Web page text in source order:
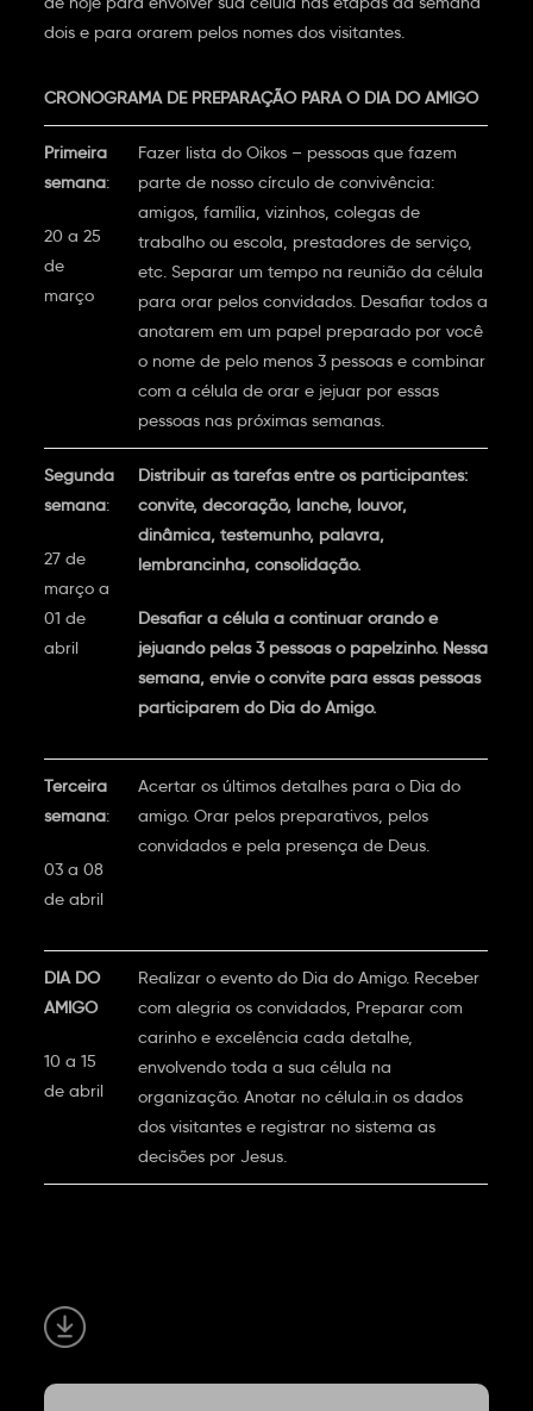
dois e para orarem pelos nomes dos visitantes.
CRONOGRAMA DE PREPARAÇÃO PARA O DIA DO AMIGO
Primeira
semana:
20 a 25
de
março
Fazer lista do Oikos – pessoas que fazem
parte de nosso círculo de convivência:
amigos, família, vizinhos, colegas de
trabalho ou escola, prestadores de serviço,
etc. Separar um tempo na reunião da célula
para orar pelos convidados. Desafiar todos a
anotarem em um papel preparado por você
o nome de pelo menos 3 pessoas e combinar
com a célula de orar e jejuar por essas
pessoas nas próximas semanas.
Segunda
semana:
27 de
março a
01 de
abril
Distribuir as tarefas entre os participantes:
convite, decoração, lanche, louvor,
dinâmica, testemunho, palavra,
lembrancinha, consolidação.
Desafiar a célula a continuar orando e
jejuando pelas 3 pessoas o papelzinho. Nessa
semana, envie o convite para essas pessoas
participarem do Dia do Amigo.
Terceira
semana:
03 a 08
de abril
Acertar os últimos detalhes para o Dia do
amigo. Orar pelos preparativos, pelos
convidados e pela presença de Deus.
DIA DO
AMIGO
10 a 15
de abril
Realizar o evento do Dia do Amigo. Receber
com alegria os convidados, Preparar com
carinho e excelência cada detalhe,
envolvendo toda a sua célula na
organização. Anotar no célula.in os dados
dos visitantes e registrar no sistema as
decisões por Jesus.